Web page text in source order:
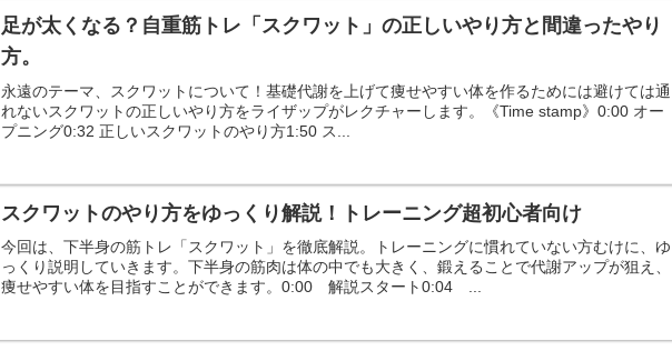
足が太くなる？自重筋トレ「スクワット」の正しいやり方と間違ったやり
方。
永遠のテーマ、スクワットについて！基礎代謝を上げて痩せやすい体を作るためには避けては通
れないスクワットの正しいやり方をライザップがレクチャーします。《Time stamp》0:00 オー
プニング0:32 正しいスクワットのやり方1:50 ス...
スクワットのやり方をゆっくり解説！トレーニング超初心者向け
今回は、下半身の筋トレ「スクワット」を徹底解説。トレーニングに慣れていない方むけに、ゆ
っくり説明していきます。下半身の筋肉は体の中でも大きく、鍛えることで代謝アップが狙え、
痩せやすい体を目指すことができます。0:00 解説スタート0:04 ...